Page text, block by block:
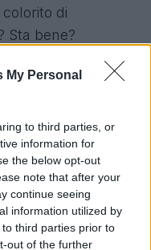
My Personal
to third parties, or
information for
the below opt-out
note that after your
continue seeing
information utilized by
third parties prior to
out of the further
di
Sta bene?